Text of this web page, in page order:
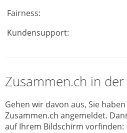
Fairness:
Kundensupport:
Zusammen.ch in der
Gehen wir davon aus, Sie
Zusammen.ch angemeldet.
auf Ihrem Bildschirm vorfinden: